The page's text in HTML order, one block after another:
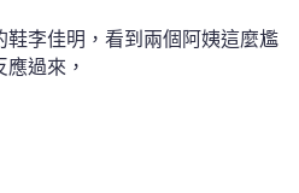
鞋李佳明，看到兩個阿姨這麼尷
應過來，